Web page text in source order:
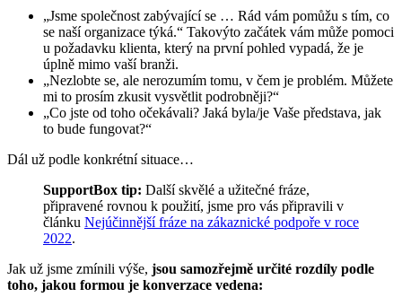
„Jsme společnost zabývající se … Rád vám pomůžu s tím, co
se naší organizace týká.“ Takovýto začátek vám může pomoci
u požadavku klienta, který na první pohled vypadá, že je
úplně mimo vaší branži.
„Nezlobte se, ale nerozumím tomu, v čem je problém. Můžete
mi to prosím zkusit vysvětlit podrobněji?“
„Co jste od toho očekávali? Jaká byla/je Vaše představa, jak
to bude fungovat?“
Dál už podle konkrétní situace…
SupportBox tip: Další skvělé a užitečné fráze,
připravené rovnou k použití, jsme pro vás připravili v
článku Nejúčinnější fráze na zákaznické podpoře v roce
2022.
Jak už jsme zmínili výše, jsou samozřejmě určité rozdíly podle
toho, jakou formou je konverzace vedena: